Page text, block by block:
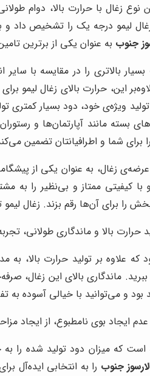
زغال با حرارت بالا، دوام
لیمو درجه یک را تشخیص داد و
جنوب به عنوان یکی از برترین
بسیار بالاتری را در مقایسه با
این، حرارت بالای زغال
ویژه‌ی خود، دود بسیار
بسته مانند آپارتمان‌ها و
برای شما و اطرافیانتان تضمین
زغال، به عنوان یکی از
با کیفیتی ممتاز و بی‌نظیر را
را برای آن‌ها رقم بزند. زغال لیمو
حرارت بالا و ماندگاری طولانی،
که علاوه بر تولید حرارت
ماندگاری بالای این زغال،
و می‌توانید با خیالی آسوده به
ایجاد بوی نامطبوع، از ایجاد
است که میزان دود تولید شده را
جنوب را به انتخابی ایده‌آل